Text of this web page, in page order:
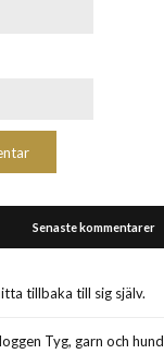
Senaste kommentarer
tillbaka till sig själv.
Tyg, garn och hund